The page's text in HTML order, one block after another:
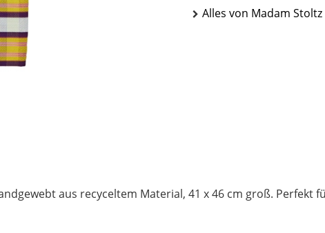
Alles von Madam Stoltz
aus recyceltem Material, 41 x 46 cm groß. Perfekt